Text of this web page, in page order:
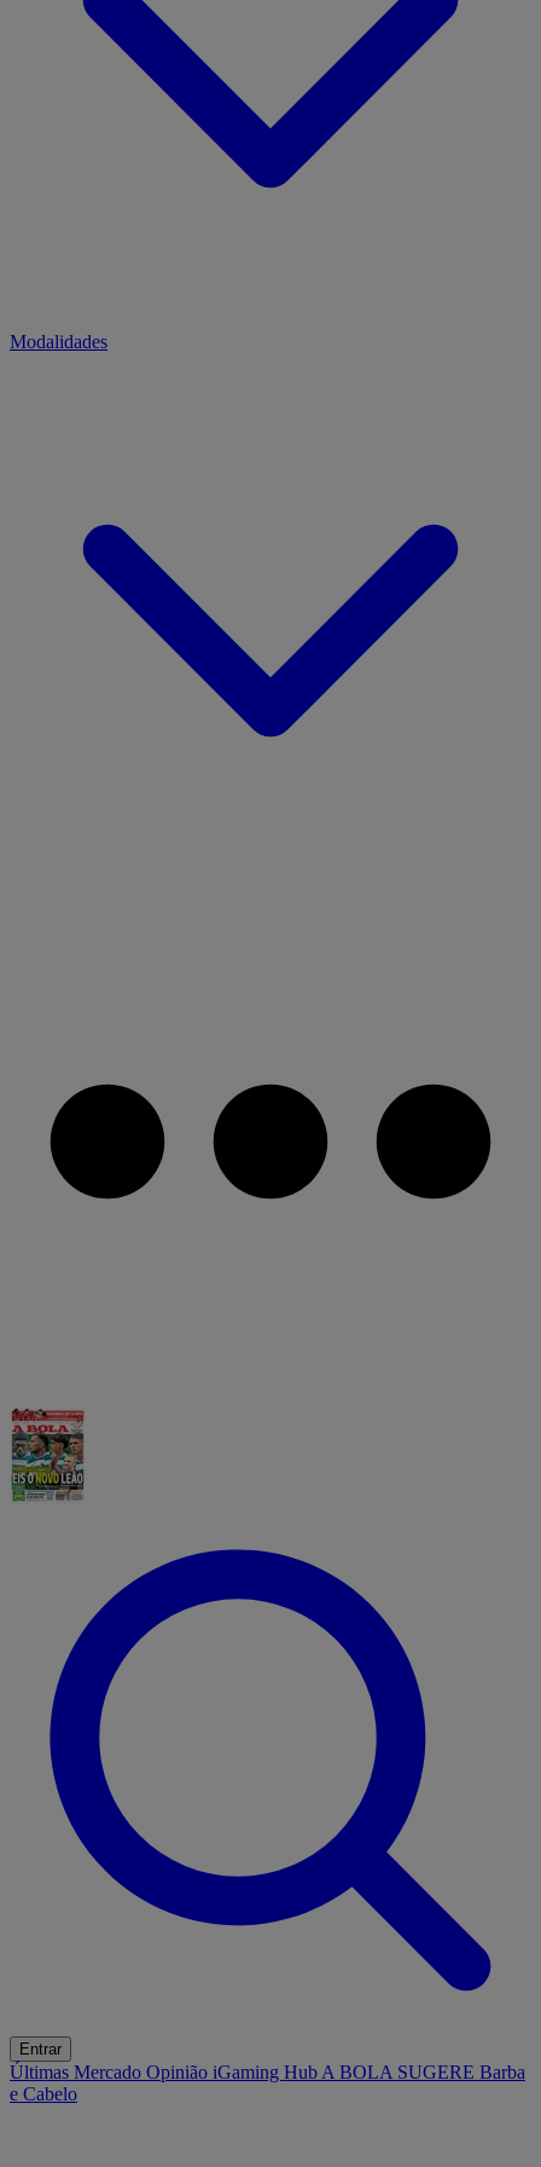
Modalidades
Entrar
Últimas Mercado Opinião iGaming Hub A BOLA SUGERE Barba
e Cabelo